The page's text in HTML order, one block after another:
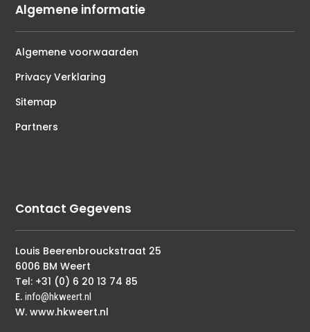
Algemene informatie
Algemene voorwaarden
Privacy Verklaring
Sitemap
Partners
Contact Gegevens
Louis Beerenbrouckstraat 25
6006 BM Weert
Tel: +31 (0) 6 20 13 74 85
E.info@hkweert.nl
W. www.hkweert.nl